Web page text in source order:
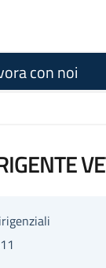
con noi